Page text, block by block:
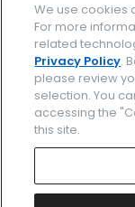
プライ
Amazon Payは
We use cookies
For more
related
Privacy Policy.
please review
selection. You
accessing the
this site.